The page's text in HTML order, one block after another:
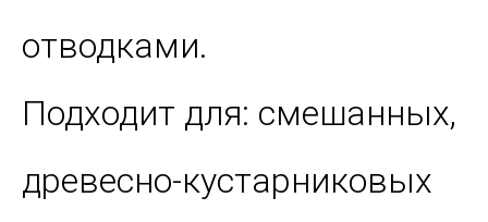
отводками.
Подходит для: смешанных,
древесно-кустарниковых